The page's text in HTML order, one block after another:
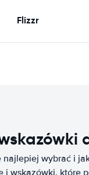
Flizzr
wybrać i
i wskazówki, które